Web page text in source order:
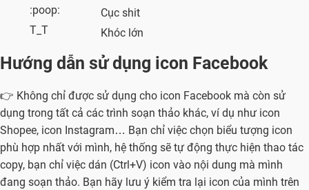
:poop:
Cục shit
Khóc lớn
Hướng dẫn sử dụng icon Facebook
👉 Không chỉ được sử dụng cho icon Facebook mà còn sử
dụng trong tất cả các trình soạn thảo khác, ví dụ như icon
Shopee, icon Instagram… Bạn chỉ việc chọn biểu tượng icon
phù hợp nhất với mình, hệ thống sẽ tự động thực hiện thao tác
copy, bạn chỉ việc dán (Ctrl+V) icon vào nội dung mà mình
đang soạn thảo. Bạn hãy lưu ý kiểm tra lại icon của mình trên